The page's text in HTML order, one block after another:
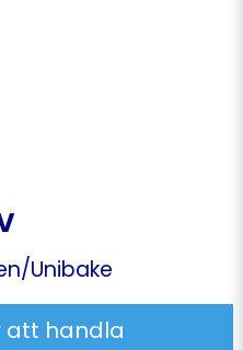
Unibake
att handla